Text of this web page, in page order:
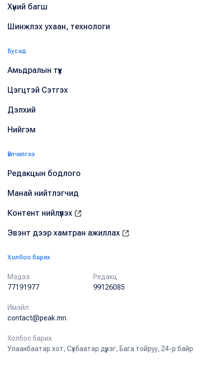
Хүний багш
Шинжлэх ухаан, технологи
Бусад
Амьдралын түүх
Цэгцтэй Сэтгэх
Дэлхий
Нийгэм
Үйлчилгээ
Редакцын бодлого
Манай нийтлэгчид
Контент нийлүүлэх
Эвэнт дээр хамтран ажиллах
Холбоо барих
Мэдээ
77191977
Редакц
99126085
Имэйл
contact@peak.mn
Холбоо барих
Улаанбаатар хот, Сүхбаатар дүүрэг, Бага тойруу, 24-р байр